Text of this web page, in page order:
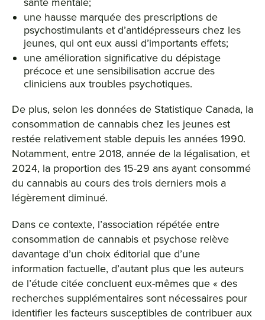
une hausse marquée des prescriptions de
psychostimulants et d’antidépresseurs chez les
jeunes, qui ont eux aussi d’importants effets;
une amélioration significative du dépistage
précoce et une sensibilisation accrue des
cliniciens aux troubles psychotiques.
De plus, selon les données de Statistique Canada, la
consommation de cannabis chez les jeunes est
restée relativement stable depuis les années 1990.
Notamment, entre 2018, année de la légalisation, et
2024, la proportion des 15-29 ans ayant consommé
du cannabis au cours des trois derniers mois a
légèrement diminué.
Dans ce contexte, l’association répétée entre
consommation de cannabis et psychose relève
davantage d’un choix éditorial que d’une
information factuelle, d’autant plus que les auteurs
de l’étude citée concluent eux-mêmes que « des
recherches supplémentaires sont nécessaires pour
identifier les facteurs susceptibles de contribuer aux